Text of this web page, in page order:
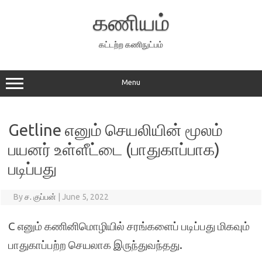
கணியம்
கட்டற்ற கணிநுட்பம்
Menu
Getline எனும் செயலியின் மூலம்
பயனர் உள்ளீட்டை (பாதுகாப்பாக)
படிப்பது
Byச. குப்பன் June 5, 2022
C எனும் கணினிமொழியில் சரங்களைப் படிப்பது மிகவும்
பாதுகாப்பற்ற செயலாக இருந்துவந்தது.